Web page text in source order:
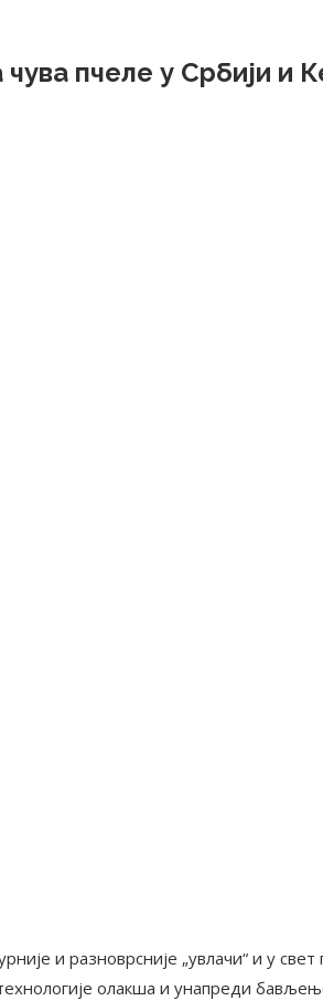
пчеле у Србији и
и разноврсније „увлачи“ и у
олакша и унапреди